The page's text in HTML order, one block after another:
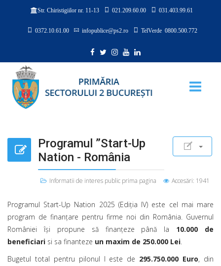
Str. Chiristigiilor nr. 11-13 021.209.60.00 031.403.99.61
0372.10.61.00 infopublice@ps2.ro TelVerde 0800.500.772
Programul ”Start-Up
Nation - România
Informatii de interes public prima pagina Accesări: 1941
Programul Start-Up Nation 2025 (Ediția IV) este cel mai mare
program de finanțare pentru firme noi din România. Guvernul
României își propune să finanțeze până la 10.000 de
beneficiari si sa finanteze un maxim de 250.000 Lei.
Bugetul total pentru pilonul I este de 295.750.000 Euro, din